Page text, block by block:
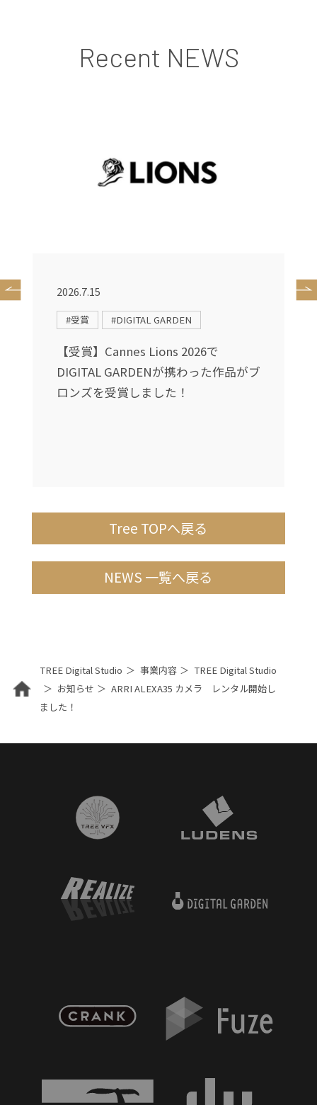
Recent NEWS
2026.7.15
#受賞 #DIGITAL GARDEN
【受賞】Cannes Lions 2026で
DIGITAL GARDENが携わった作品がブ
ロンズを受賞しました！
Tree TOPへ戻る
NEWS 一覧へ戻る
TREE Digital Studio 事業内容
TREE Digital Studio
お知らせ
ARRI ALEXA35 カメラ レンタル開始し
ました！